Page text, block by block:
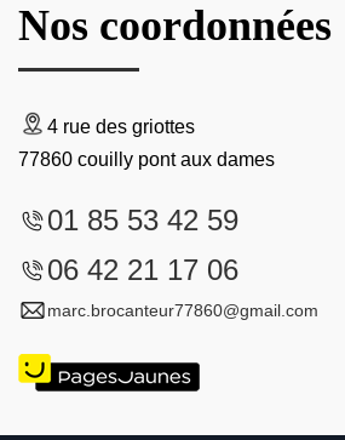
Nos coordonnées
4 rue des griottes
77860 couilly pont aux dames
01 85 53 42 59
06 42 21 17 06
marc.brocanteur77860@gmail.com